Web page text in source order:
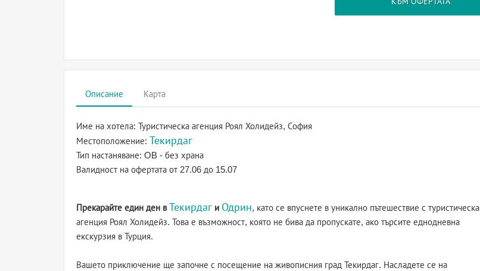
Описание Карта
Име на хотела: Туристическа агенция Роял Холидейз, София
Местоположение: Текирдаг
Тип настаняване: OB - без храна
Валидност на офертата от 27.06 до 15.07
Прекарайте един ден вТекирдаг и Одрин, като се впуснете в уникално пътешествие с туристическа
агенция Роял Холидейз. Това е възможност, която не бива да пропускате, ако търсите еднодневна
екскурзия в Турция.
Вашето приключение ще започне с посещение на живописния град Текирдаг. Насладете се на